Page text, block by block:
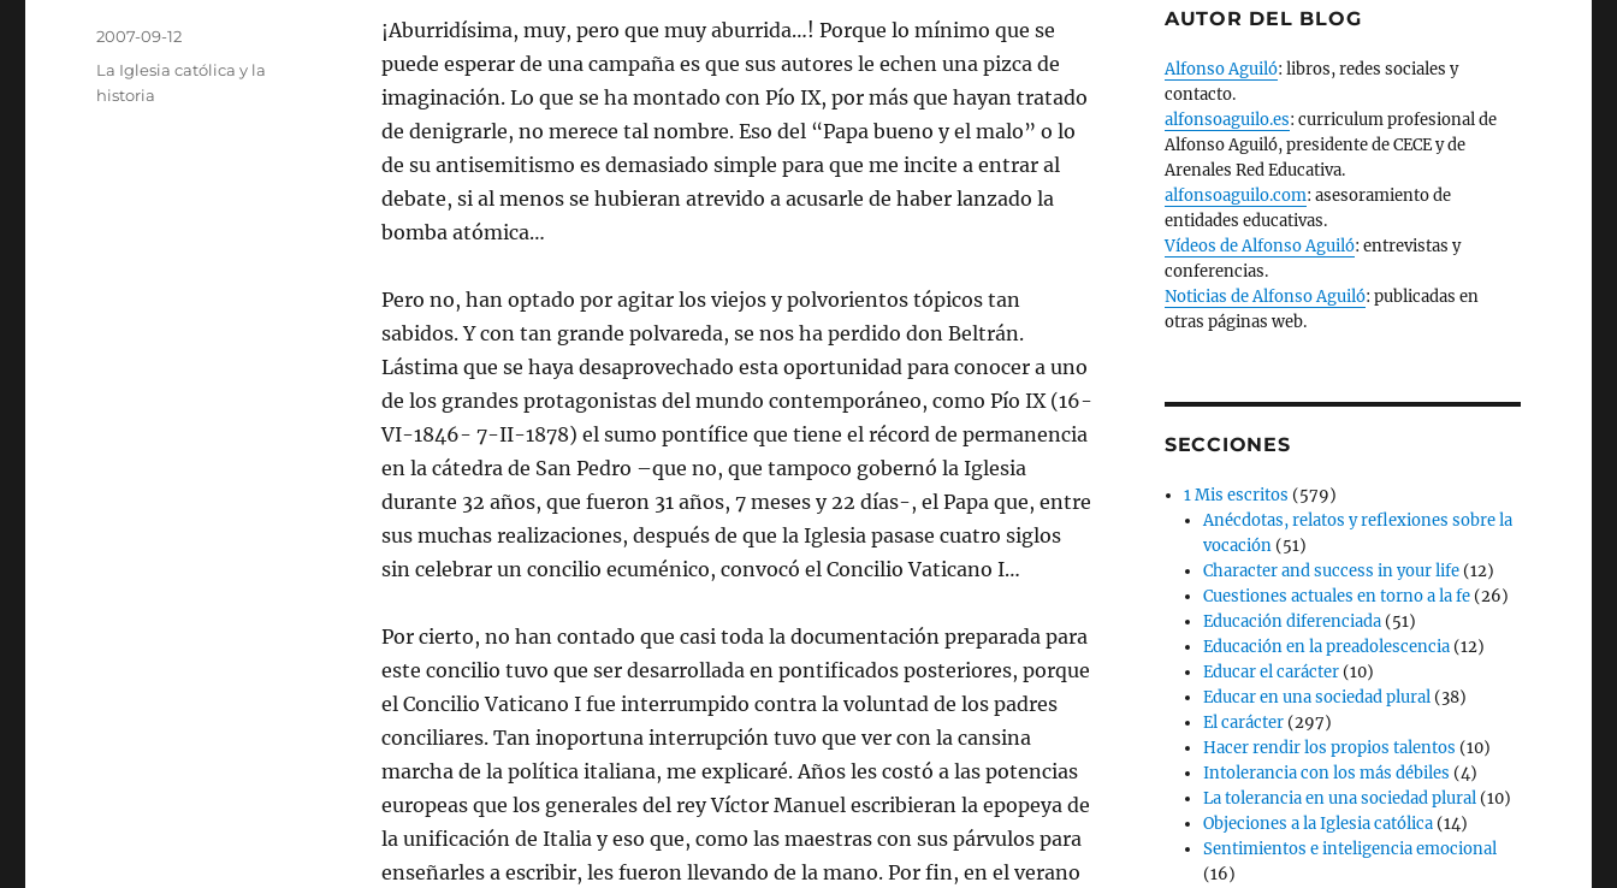
¡Aburridísima, muy, pero que muy aburrida…! Porque lo mínimo que se
puede esperar de una campaña es que sus autores le echen una pizca de
imaginación. Lo que se ha montado con Pío IX, por más que hayan tratado
de denigrarle, no merece tal nombre. Eso del “Papa bueno y el malo” o lo
de su antisemitismo es demasiado simple para que me incite a entrar al
debate, si al menos se hubieran atrevido a acusarle de haber lanzado la
bomba atómica…
Pero no, han optado por agitar los viejos y polvorientos tópicos tan
sabidos. Y con tan grande polvareda, se nos ha perdido don Beltrán.
Lástima que se haya desaprovechado esta oportunidad para conocer a uno
de los grandes protagonistas del mundo contemporáneo, como Pío IX (16-
VI-1846- 7-II-1878) el sumo pontífice que tiene el récord de permanencia
en la cátedra de San Pedro –que no, que tampoco gobernó la Iglesia
durante 32 años, que fueron 31 años, 7 meses y 22 días-, el Papa que, entre
sus muchas realizaciones, después de que la Iglesia pasase cuatro siglos
sin celebrar un concilio ecuménico, convocó el Concilio Vaticano I…
Por cierto, no han contado que casi toda la documentación preparada para
este concilio tuvo que ser desarrollada en pontificados posteriores, porque
el Concilio Vaticano I fue interrumpido contra la voluntad de los padres
conciliares. Tan inoportuna interrupción tuvo que ver con la cansina
marcha de la política italiana, me explicaré. Años les costó a las potencias
europeas que los generales del rey Víctor Manuel escribieran la epopeya de
la unificación de Italia y eso que, como las maestras con sus párvulos para
enseñarles a escribir, les fueron llevando de la mano. Por fin, en el verano
Publicado
2007-09-12
Categorías
La Iglesia católica y la
historia
AUTOR DEL BLOG
Alfonso Aguiló: libros, redes sociales y
contacto.
alfonsoaguilo.es: curriculum profesional de
Alfonso Aguiló, presidente de CECE y de
Arenales Red Educativa.
alfonsoaguilo.com: asesoramiento de
entidades educativas.
Vídeos de Alfonso Aguiló: entrevistas y
conferencias.
Noticias de Alfonso Aguiló: publicadas en
otras páginas web.
SECCIONES
1 Mis escritos (579)
Anécdotas, relatos y reflexiones sobre la
vocación (51)
Character and success in your life (12)
Cuestiones actuales en torno a la fe (26)
Educación diferenciada (51)
Educación en la preadolescencia (12)
Educar el carácter (10)
Educar en una sociedad plural (38)
El carácter (297)
Hacer rendir los propios talentos (10)
Intolerancia con los más débiles (4)
La tolerancia en una sociedad plural (10)
Objeciones a la Iglesia católica (14)
Sentimientos e inteligencia emocional
(16)